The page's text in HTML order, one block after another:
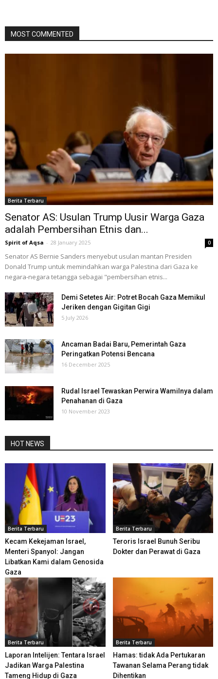
MOST COMMENTED
Berita Terbaru
Senator AS: Usulan Trump Uusir Warga Gaza
adalah Pembersihan Etnis dan...
Spirit of Aqsa - 28 January 2025 0
Senator AS Bernie Sanders menyebut usulan mantan Presiden
Donald Trump untuk memindahkan warga Palestina dari Gaza ke
negara-negara tetangga sebagai "pembersihan etnis...
Demi Setetes Air: Potret Bocah Gaza Memikul
Jeriken dengan Gigitan Gigi
5 July 2026
Ancaman Badai Baru, Pemerintah Gaza
Peringatkan Potensi Bencana
16 December 2025
Rudal Israel Tewaskan Perwira Wamilnya dalam
Penahanan di Gaza
10 November 2023
HOT NEWS
Berita Terbaru
Kecam Kekejaman Israel,
Menteri Spanyol: Jangan
Libatkan Kami dalam Genosida
Gaza
Berita Terbaru
Teroris Israel Bunuh Seribu
Dokter dan Perawat di Gaza
Berita Terbaru
Laporan Intelijen: Tentara Israel
Jadikan Warga Palestina
Tameng Hidup di Gaza
Berita Terbaru
Hamas: tidak Ada Pertukaran
Tawanan Selama Perang tidak
Dihentikan